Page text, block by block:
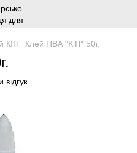
КІП Клей ПВА "КіП" 50г.
відгук